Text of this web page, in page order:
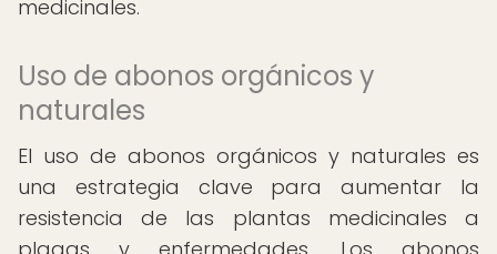
medicinales.
Uso de abonos orgánicos y
naturales
El uso de abonos orgánicos y naturales es
una estrategia clave para aumentar la
resistencia de las plantas medicinales a